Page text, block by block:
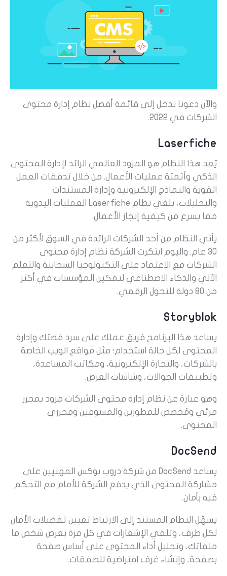
والآن دعونا ندخل إلى قائمة أفضل نظام إدارة محتوى
الشركات في 2022.
Laserfiche
يُعد هذا النظام هو المزود العالمي الرائد لإدارة المحتوى
الذكي وأتمتة عمليات الأعمال. من خلال تدفقات العمل
القوية والنماذج الإلكترونية وإدارة المستندات
والتحليلات، يلغي نظام Laserfiche العمليات اليدوية
مما يسرع من كيفية إنجاز الأعمال.
يأتي النظام من أحد الشركات الرائدة في السوق لأكثر من
30 عام. واليوم ابتكرت الشركة نظام إدارة محتوى
الشركات مع الاعتماد على التكنولوجيا السحابية والتعلم
الآلي والذكاء الاصطناعي لتمكين المؤسسات في أكثر
من 80 دولة للتحول الرقمي.
Storyblok
يساعد هذا البرنامج فريق عملك على سرد قصتك وإدارة
المحتوى لكل حالة استخدام؛ مثل مواقع الويب الخاصة
بالشركات، والتجارة الإلكترونية، ومكاتب المساعدة،
وتطبيقات الجوالات، وشاشات العرض.
وهو عبارة عن نظام إدارة محتوى الشركات مزود بمحرر
مرئي ومُخصص للمطورين والمسوقين ومحرري
المحتوى.
DocSend
يساعد DocSend من شركة دروب بوكس المهنيين على
مشاركة المحتوى الذي يدفع الشركة للأمام مع التحكم
فيه بأمان.
يسهّل النظام المستند إلى الارتباط تعيين تفضيلات الأمان
لكل طرف، وتلقي الإشعارات في كل مرة يعرض شخص ما
ملفاتك، وتحليل أداء المحتوى على أساس صفحة
بصفحة، وإنشاء غرف افتراضية للصفقات.